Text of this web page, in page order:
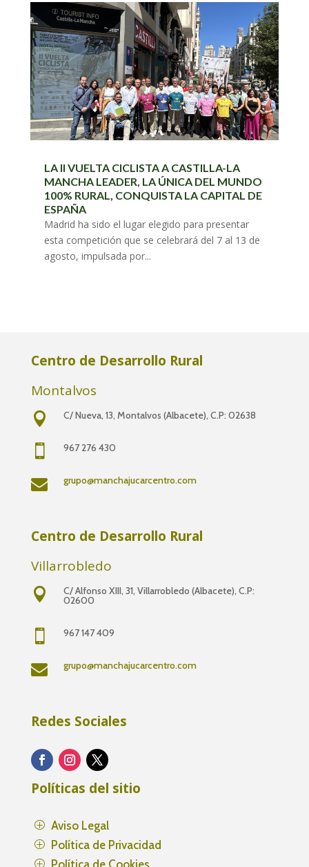
LA II VUELTA CICLISTA A CASTILLA-LA
MANCHA LEADER, LA ÚNICA DEL MUNDO
100% RURAL, CONQUISTA LA CAPITAL DE
ESPAÑA
Madrid ha sido el lugar elegido para presentar
esta competición que se celebrará del 7 al 13 de
agosto, impulsada por...
Centro de Desarrollo Rural
Montalvos
 C/ Nueva, 13, Montalvos (Albacete), C.P: 02638
 967 276 430
 grupo@manchajucarcentro.com
Centro de Desarrollo Rural
Villarrobledo
 C/ Alfonso XIII, 31, Villarrobledo (Albacete), C.P:
02600
 967 147 409
 grupo@manchajucarcentro.com
Redes Sociales
Políticas del sitio
P Aviso Legal
P Política de Privacidad
P Política de Cookies